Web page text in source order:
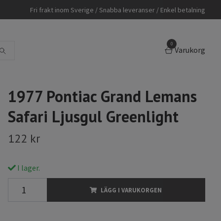
Fri frakt inom Sverige / Snabba leveranser / Enkel betalning
0
Varukorg
1977 Pontiac Grand Lemans
Safari Ljusgul Greenlight
122 kr
I lager.
LÄGG I VARUKORGEN